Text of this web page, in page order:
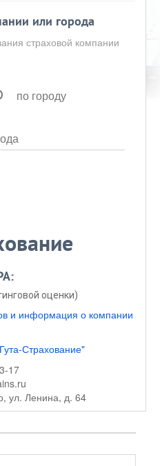
или города
страховой компании
по городу
оценки)
и информация о компании
Страхование"
17
ул. Ленина, д. 64